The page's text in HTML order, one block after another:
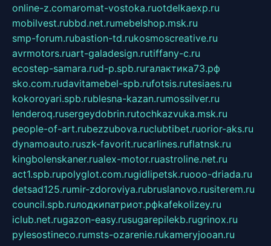
online-z.comaromat-vostoka.ruotdelkaexp.ru
mobilvest.rubbd.net.rumebelshop.msk.ru
smp-forum.rubastion-td.rukosmoscreative.ru
avrmotors.ruart-galadesign.rutiffany-c.ru
ecostep-samara.rud-p.spb.ruгалактика73.рф
sko.com.rudavitamebel-spb.rufotsis.rutesiaes.ru
kokoroyari.spb.rublesna-kazan.rumossilver.ru
lenderoq.rusergeydobrin.rutochkazvuka.msk.ru
people-of-art.rubezzubova.ruclubtibet.ruorior-aks.ru
dynamoauto.ruszk-favorit.rucarlines.ruflatnsk.ru
kingbolenskaner.rualex-motor.ruastroline.net.ru
act1.spb.rupolyglot.com.rugidlipetsk.ruooo-driada.ru
detsad125.rumir-zdoroviya.rubruslanovo.rusiterem.ru
council.spb.ruлодкипатриот.рфkafekolizey.ru
iclub.net.rugazon-easy.rusugarepilekb.rugrinox.ru
pylesostineco.rumsts-ozarenie.rukameryjooan.ru